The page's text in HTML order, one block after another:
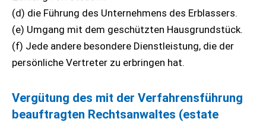
(d) die Führung des Unternehmens des Erblassers.
(e) Umgang mit dem geschützten Hausgrundstück.
(f) Jede andere besondere Dienstleistung, die der
persönliche Vertreter zu erbringen hat.
Vergütung des mit der Verfahrensführung
beauftragten Rechtsanwaltes (estate